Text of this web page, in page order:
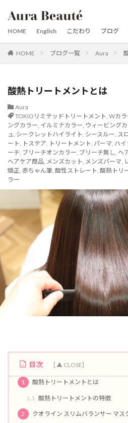
HOME English こだわり ブログ
HOME ブログ一覧 Aura
酸熱トリートメントとは
Aura
TOKIOリミテッドトリートメント, Wカラ
ングカラー, イルミナカラー, ウィービング
ュ, シークレットハイライト, シースルー, ス
ート, トステア, トリートメント, パーマ, ハ
ーチ, ブリーチオンカラー, ブリーチ無し, ヘ
ヘアケア商品, メンズカット, メンズパーマ,
矯正, 赤ちゃん筆, 酸性ストレート, 酸熱トリ
ラー
目次
1 酸熱トリートメントとは
1.1 酸熱トリートメントの特徴
2 クオライン スリムバランサー マス
カテゴリー
タグ
市役所前
婚活用写真
京都市役所前
京都 烏丸
三条
ロングスタイルが得意
レイヤーカットが得意な美容師
リタッチカラー 御池
メンズ
酸熱トリートメントが得意
髪質改善が得意
髪質改善カラ
髪ドラつるりんちょ
髪ドラ
髪ドラ
韓国風が得意なサロン
赤ちゃん筆
烏丸御池女性スタ
英語可能美容室
美容室英語
結婚相談
白髪染め
白髪
白髪ぼかしが得意
白髪ぼか
白髪ぼかし
30代
ヘナカ
60代
50代以降 50代か